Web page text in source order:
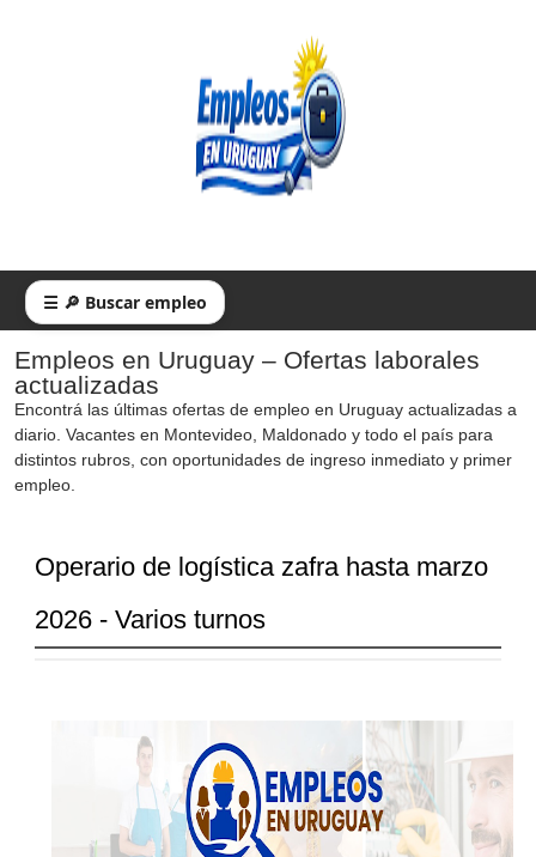
☰ 🔎 Buscar empleo
Empleos en Uruguay – Ofertas laborales
actualizadas
Encontrá las últimas ofertas de empleo en Uruguay actualizadas a
diario. Vacantes en Montevideo, Maldonado y todo el país para
distintos rubros, con oportunidades de ingreso inmediato y primer
empleo.
Operario de logística zafra hasta marzo
2026 - Varios turnos